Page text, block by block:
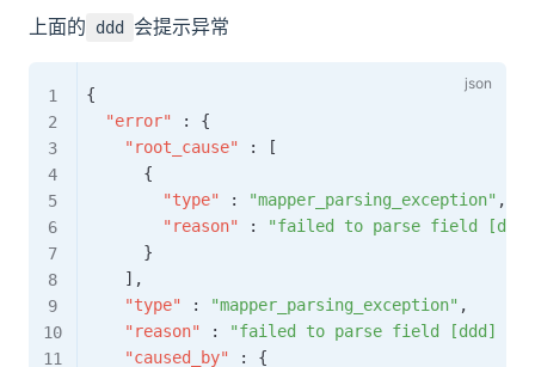
上面的 ddd 会提示异常
{
"error"
:
{
"root_cause"
:
[
{
"type"
: "mapper_parsing_exception" ,
"reason"
:
"failed to parse field [ddd]
}
] ,
"type"
: "mapper_parsing_exception" ,
"reason"
:
"failed to parse field [ddd] of
"caused_by"
: {